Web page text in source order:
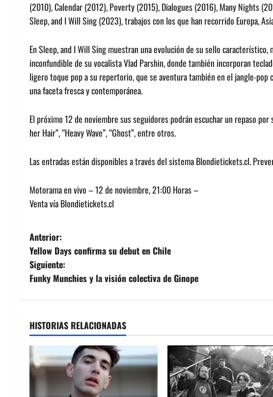
(2010), Calendar (2012), Poverty (2015), Dialogues (2016), Many Nights
Sleep, and I Will Sing (2023), trabajos con los que han recorrido Europa,
En Sleep, and I Will Sing muestran una evolución de su sello
inconfundible de su vocalista Vlad Parshin, donde también incorporan
ligero toque pop a su repertorio, que se aventura también en el jangle-pop
una faceta fresca y contemporánea.
El próximo 12 de noviembre sus seguidores podrán escuchar un repaso
her Hair”, “Heavy Wave”, “Ghost”, entre otros.
Las entradas están disponibles a través del sistema Blondietickets.cl.
Motorama en vivo – 12 de noviembre, 21:00 Horas –
Venta vía Blondietickets.cl
N
a
v
g
a
c
i
Anterior:
Yellow Days confirma su debut en Chile
Siguiente:
Funky Munchies y la visión colectiva de Ginope
HISTORIAS RELACIONADAS